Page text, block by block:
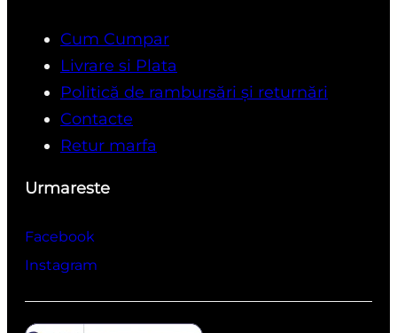
Cum Cumpar
Livrare si Plata
Politică de rambursări și returnări
Contacte
Retur marfa
Urmareste
Facebook
Instagram